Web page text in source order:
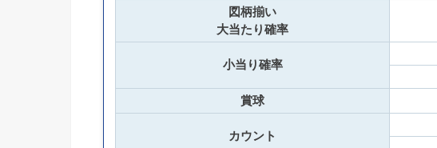
図柄揃い
大当たり確率
小当り確率
賞球
カウント